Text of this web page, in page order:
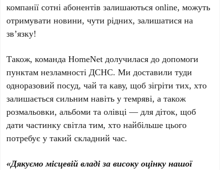
компанії сотні абонентів залишаються online, можуть
отримувати новини, чути рідних, залишатися на
зв’язку!
Також, команда HomeNet долучилася до допомоги
пунктам незламності ДСНС. Ми доставили туди
одноразовий посуд, чай та каву, щоб зігріти тих, хто
залишається сильним навіть у темряві, а також
розмальовки, альбоми та олівці — для діток, щоб
дати частинку світла тим, хто найбільше цього
потребує у такий складний час.
«Дякуємо місцевій владі за високу оцінку нашої